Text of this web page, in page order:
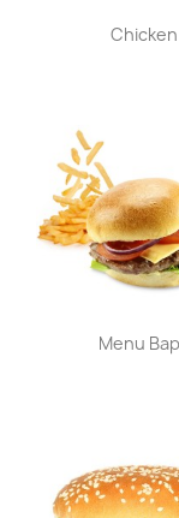
Aperçu
Chicken
Aperçu
Menu